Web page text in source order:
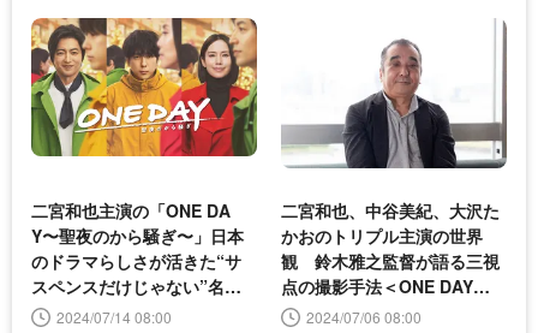
二宮和也主演の「ONE DA
Y〜聖夜のから騒ぎ〜」日本
のドラマらしさが活きた“サ
スペンスだけじゃない”名作
を振り返る
2024/07/14 08:00
二宮和也、中谷美紀、大沢た
かおのトリプル主演の世界
観 鈴木雅之監督が語る三視
点の撮影手法＜ONE DAY〜
聖夜のから騒ぎ〜＞
2024/07/06 08:00